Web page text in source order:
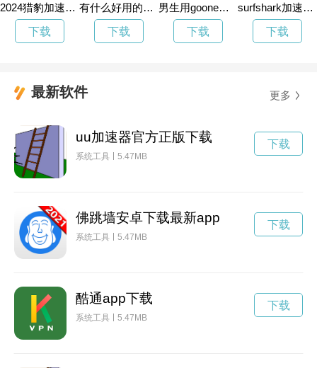
2024猎豹加速器vip兑换码
下载
有什么好用的免费梯子加速器
下载
男生用goone暗示什么
下载
surfshark加速器官网
下载
最新软件 更多
uu加速器官方正版下载
系统工具 5.47MB
下载
佛跳墙安卓下载最新app
系统工具 5.47MB
下载
酷通app下载
系统工具 5.47MB
下载